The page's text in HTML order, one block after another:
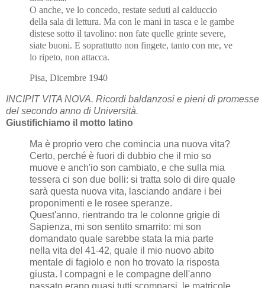
O anche, ve lo concedo, restate seduti al calduccio
della sala di lettura. Ma con le mani in tasca e le gambe
distese sotto il tavolino: non fate quelle grinte severe,
siate buoni. E soprattutto non fingete, tanto con me, ve
lo ripeto, non attacca.
Pisa, Dicembre 1940
INCIPIT VITA NOVA. Ricordi baldanzosi e pieni di promesse
del secondo anno di Università.
Giustifichiamo il motto latino
Ma è proprio vero che comincia una nuova vita?
Certo, perché è fuori di dubbio che il mio so
muove e anch'io son cambiato, e che sulla mia
tessera ci son due bolli: si tratta solo di dire quale
sarà questa nuova vita, lasciando andare i bei
proponimenti e le rosee speranze.
Quest'anno, rientrando tra le colonne grigie di
Sapienza, mi son sentito smarrito: mi son
domandato quale sarebbe stata la mia parte
nella vita del 41-42, quale il mio nuovo abito
mentale di fagiolo e non ho trovato la risposta
giusta. I compagni e le compagne dell'anno
passato erano quasi tutti scomparsi, le matricole